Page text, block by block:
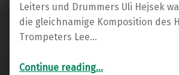
Leiters und Drummers Uli Hejsek
die gleichnamige Komposition des
Trompeters Lee…
Continue reading…